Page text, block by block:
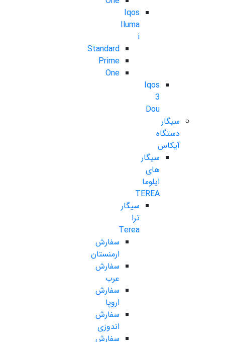
Iqos
Iluma
i
Standard
Prime
One
Iqos
3
Dou
سیگار
دستگاه
آیکاس
سیگار
های
ایلوما
TEREA
سیگار
ترا
Terea
سفارش
ارمنستان
سفارش
عرب
سفارش
اروپا
سفارش
اندوزی
سفارش